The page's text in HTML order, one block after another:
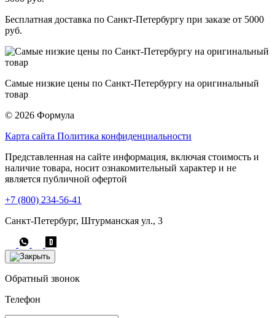
Бесплатная доставка по Санкт-Петербургу при заказе от 5000
руб.
Самые низкие цены по Санкт-Петербургу на оригинальный
товар
© 2026 Формула
Карта сайта Политика конфиденциальности
Представленная на сайте информация, включая стоимость и
наличие товара, носит ознакомительный характер и не
является публичной офертой
+7 (800) 234-56-41
Санкт-Петербург, Штурманская ул., 3
Обратный звонок
Телефон